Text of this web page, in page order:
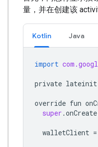
量，并在创建该
Kotlin Java
import
private lateinit
override fun
super .onCreate
walletClient =